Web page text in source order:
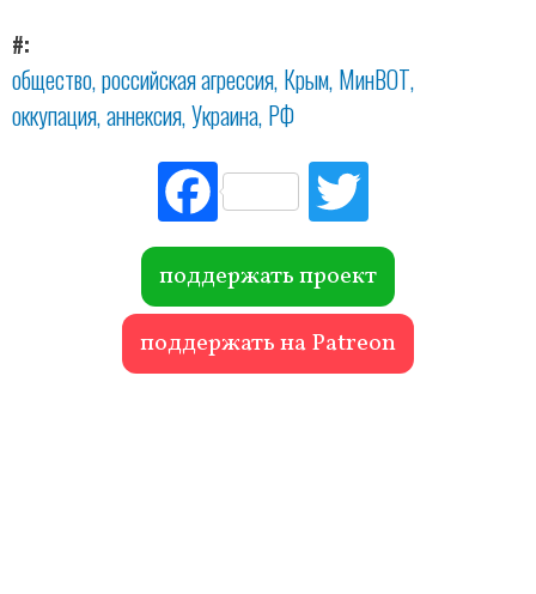
#
общество российская агрессия Крым МинВОТ
оккупация аннексия Украина РФ
Fac
ebo
ok r
поддержать проект
поддержать на Patreon